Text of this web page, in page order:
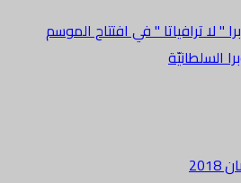
" لا ترافياتا " في افتتاح الموسم
السلطانيّة